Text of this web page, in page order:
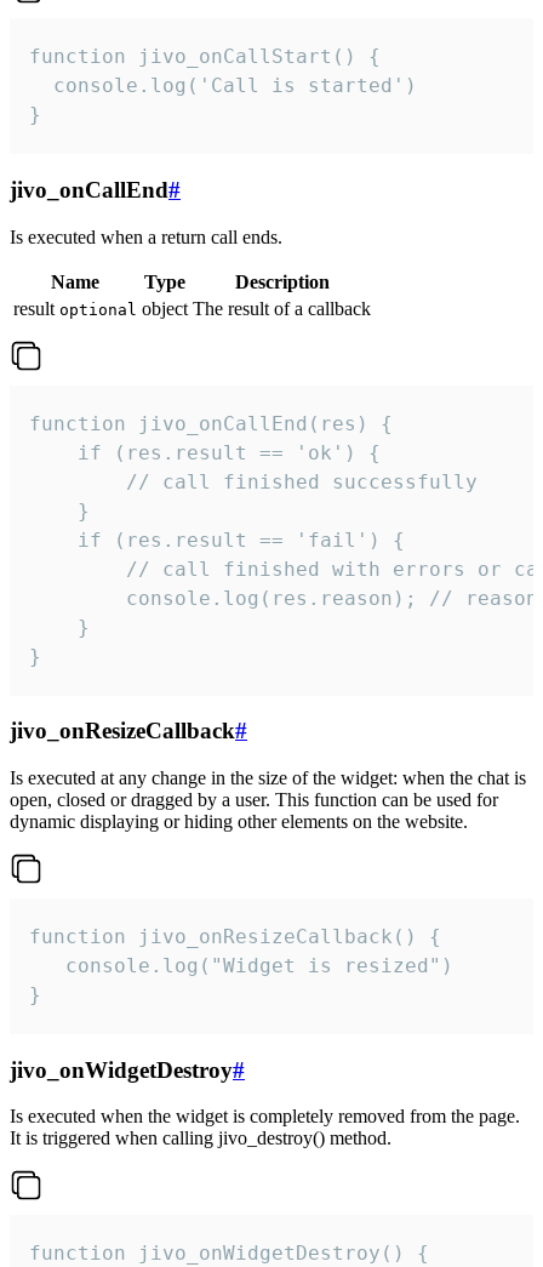
function jivo_onCallStart() {
  console.log('Call is started')
}
jivo_onCallEnd#
Is executed when a return call ends.
Name Type
Description
result optional object The result of a callback
function jivo_onCallEnd(res) {
    if (res.result == 'ok') {
        // call finished successfully
    }
    if (res.result == 'fail') {
// call finished with errors or
console.log(res.reason); //
    }
}
jivo_onResizeCallback#
Is executed at any change in the size of the widget: when the chat is
open, closed or dragged by a user. This function can be used for
dynamic displaying or hiding other elements on the website.
function jivo_onResizeCallback() {
   console.log("Widget is resized")
}
jivo_onWidgetDestroy#
Is executed when the widget is completely removed from the page.
It is triggered when calling jivo_destroy() method.
function jivo_onWidgetDestroy() {